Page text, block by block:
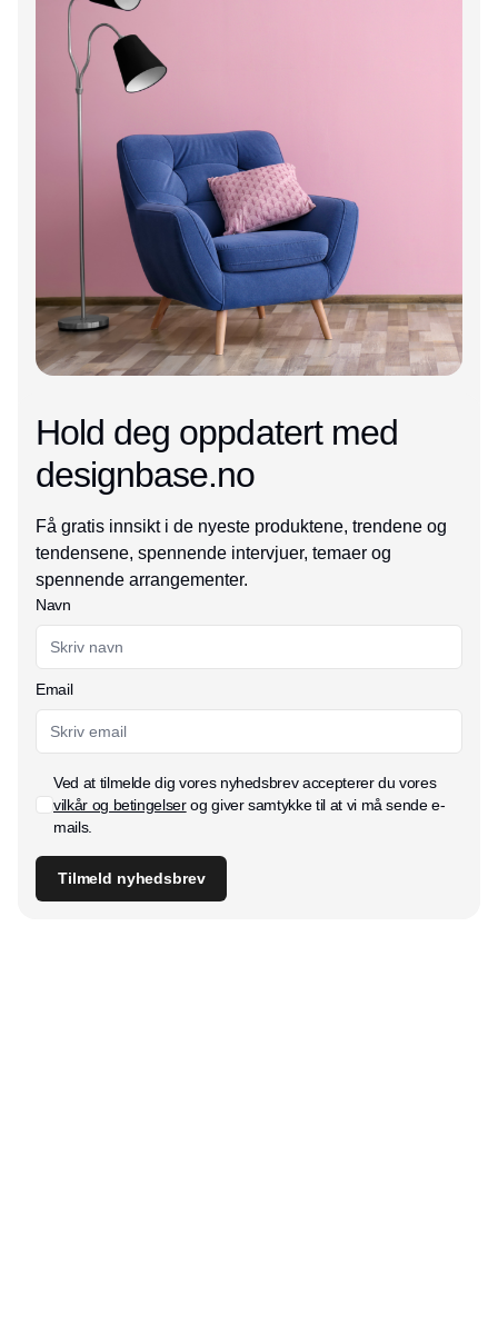
Hold deg oppdatert med
designbase.no
Få gratis innsikt i de nyeste produktene, trendene og
tendensene, spennende intervjuer, temaer og
spennende arrangementer.
Navn
Email
Ved at tilmelde dig vores nyhedsbrev accepterer du vores
vilkår og betingelserog giver samtykke til at vi må sende e-
mails.
Tilmeld nyhedsbrev